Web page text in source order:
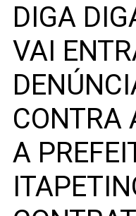
DIGA
VAI
CONTRA
A